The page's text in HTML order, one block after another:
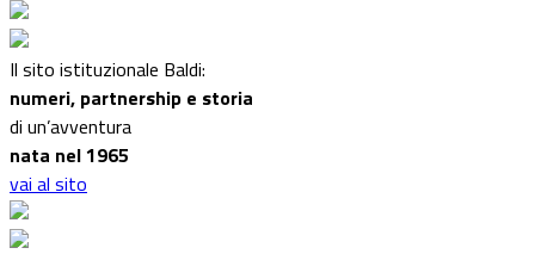
Il sito istituzionale Baldi:
numeri, partnership e storia
di un’avventura
nata nel 1965
vai al sito